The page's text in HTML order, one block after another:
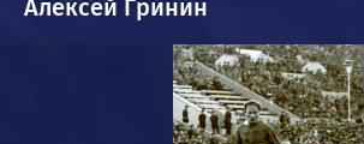
Алексей Гринин